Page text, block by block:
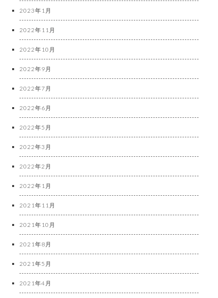
2023年1月
2022年11月
2022年10月
2022年9月
2022年7月
2022年6月
2022年5月
2022年3月
2022年2月
2022年1月
2021年11月
2021年10月
2021年8月
2021年5月
2021年4月